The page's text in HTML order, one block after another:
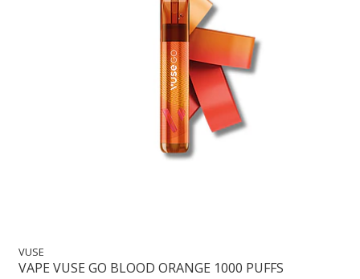
VUSE
VAPE VUSE GO BLOOD ORANGE 1000 PUFFS